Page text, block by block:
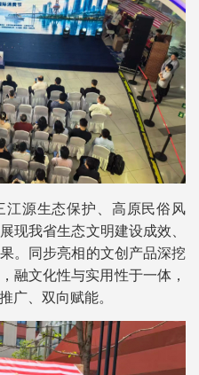
源生态保护、高原民俗风
现我省生态文明建设成效、
。同步亮相的文创产品深挖
融文化性与实用性于一体，
广、双向赋能。